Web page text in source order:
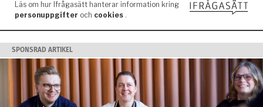
SPONSRAD ARTIKEL